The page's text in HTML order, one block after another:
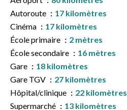
Autoroute
17 kilomètres
Cinéma
17 kilomètres
École primaire
2 mètres
École secondaire
16 mètres
Gare
18 kilomètres
Gare TGV
27 kilomètres
Hôpital/clinique
22 kilomètres
Supermarché
13 kilomètres